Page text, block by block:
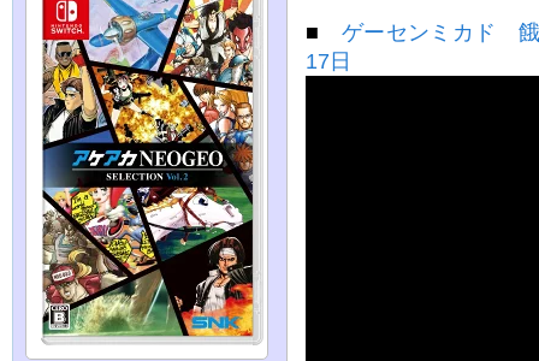
■ ゲーセンミカド
17日